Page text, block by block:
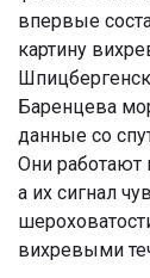
впервые
картину
Баренцева
данные со
Они работают
а их сигнал
вихревыми